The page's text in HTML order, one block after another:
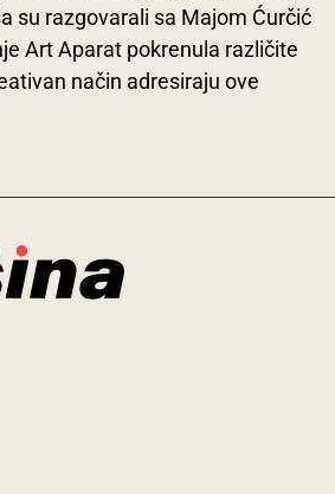
su razgovarali sa Majom Ćurčić
Art Aparat pokrenula različite
način adresiraju ove